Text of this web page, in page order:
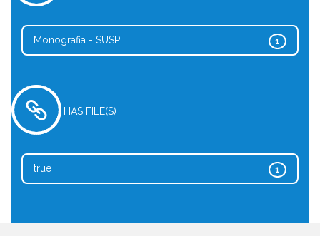
1
Monografia - SUSP
HAS FILE(S)
1
true